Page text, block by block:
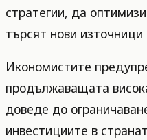
стратегии, да
търсят нови
Икономистите
продължаващата
доведе до
инвестициите в